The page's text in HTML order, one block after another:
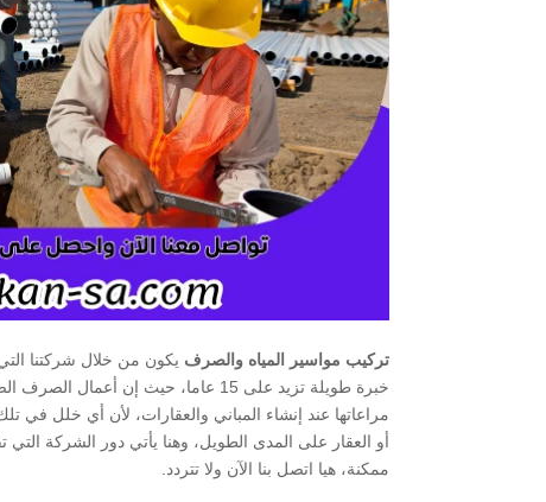
تركيب مواسير المياه والصرف يكون من خلال شركتنا
خبرة طويلة تزيد على 15 عاما، حيث
مراعاتها عند إنشاء المباني والعقارات، لأن أي خلل
أو العقار على المدى الطويل، وهنا يأتي دور الشركة
ممكنة، هيا اتصل بنا الآن ولا تتردد.